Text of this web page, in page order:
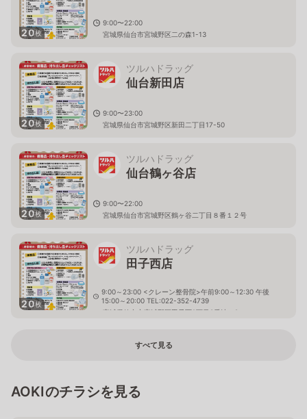
20枚
9:00〜22:00
宮城県仙台市宮城野区二の森1-13
20枚
ツルハドラッグ
仙台新田店
9:00〜23:00
宮城県仙台市宮城野区新田二丁目17-50
20枚
ツルハドラッグ
仙台鶴ヶ谷店
9:00〜22:00
宮城県仙台市宮城野区鶴ヶ谷二丁目８番１２号
20枚
ツルハドラッグ
田子西店
9:00～23:00 <クレーン整骨院>午前9:00～12:30 午後
15:00～20:00 TEL:022-352-4739
宮城県仙台市宮城野区田子西2丁目8番地の8
すべて見る
AOKIのチラシを見る